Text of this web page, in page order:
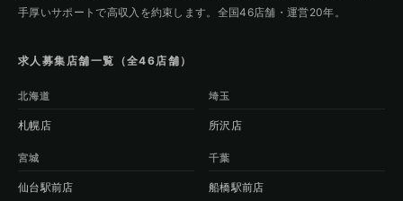
手厚いサポートで高収入を約束します。全国46店舗・運営20年。
求人募集店舗一覧（全46店舗）
北海道
札幌店
宮城
仙台駅前店
埼玉
所沢店
千葉
船橋駅前店